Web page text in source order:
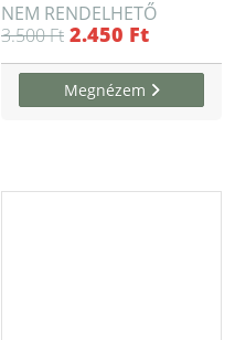
NEM RENDELHETŐ
3.500 Ft 2.450 Ft
Megnézem